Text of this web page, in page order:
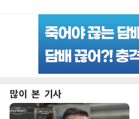
많이 본 기사